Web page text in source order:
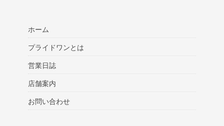
ホーム
プライドワンとは
営業日誌
店舗案内
お問い合わせ